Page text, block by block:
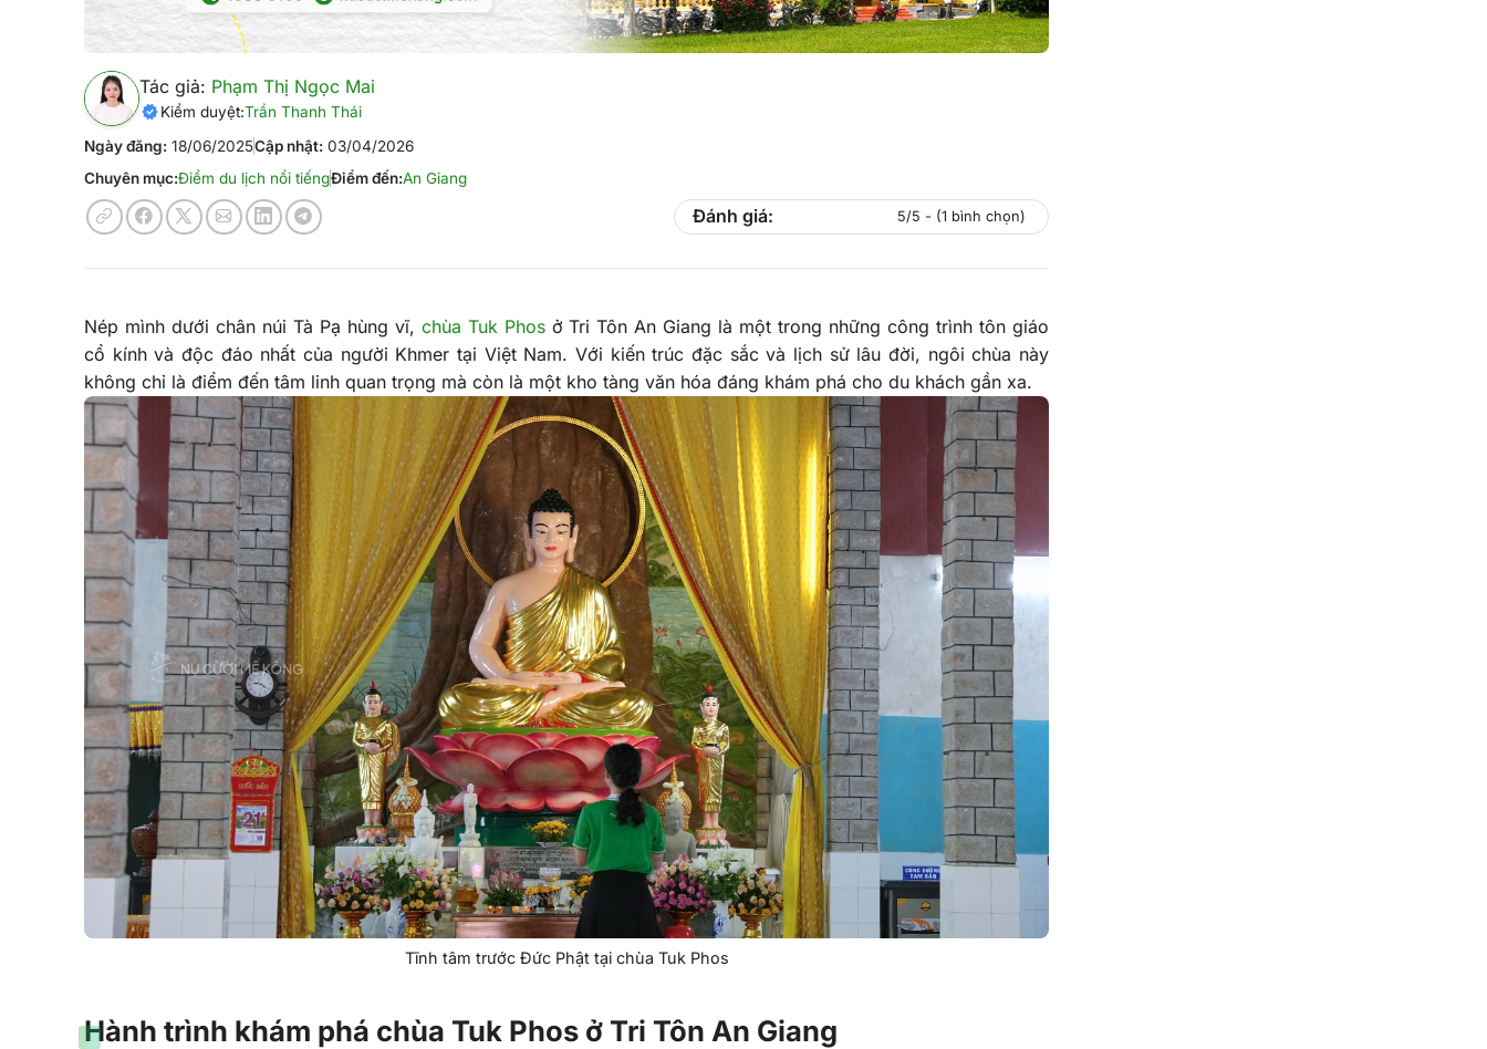
Tác giả: Phạm Thị Ngọc Mai
Kiểm duyệt:Trần Thanh Thái
Ngày đăng: 18/06/2025Cập nhật: 03/04/2026
Chuyên mục:Điểm du lịch nổi tiếngĐiểm đến:An Giang
Đánh giá: 5/5 - (1 bình chọn)
Nép mình dưới chân núi Tà Pạ hùng vĩ, chùa Tuk Phosở Tri Tôn An Giang là một trong những công trình tôn giáo
cổ kính và độc đáo nhất của người Khmer tại Việt Nam. Với kiến trúc đặc sắc và lịch sử lâu đời, ngôi chùa này
không chỉ là điểm đến tâm linh quan trọng mà còn là một kho tàng văn hóa đáng khám phá cho du khách gần xa.
Tĩnh tâm trước Đức Phật tại chùa Tuk Phos
Hành trình khám phá chùa Tuk Phos ở Tri Tôn An Giang